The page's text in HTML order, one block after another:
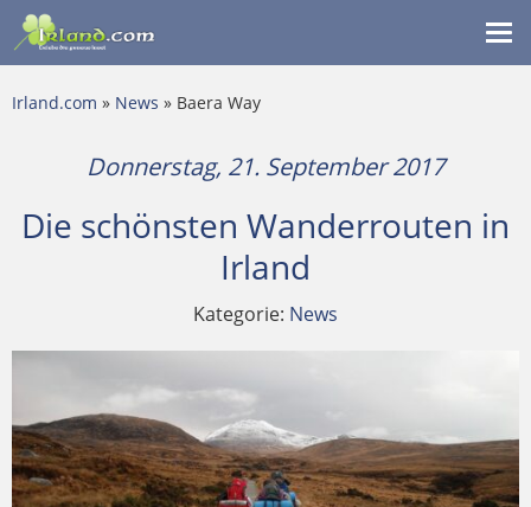
Irland.com » News » Baera Way
Donnerstag, 21. September 2017
Die schönsten Wanderrouten in
Irland
Kategorie: News